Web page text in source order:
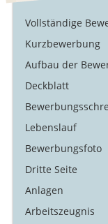
Vollständige
Kurzbewerbung
Aufbau der
Deckblatt
Lebenslauf
Bewerbungsfoto
Dritte Seite
Anlagen
Arbeitszeugnis